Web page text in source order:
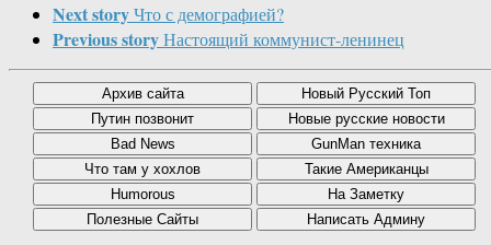
Next storyЧто с демографией?
Previous storyНастоящий коммунист-ленинец